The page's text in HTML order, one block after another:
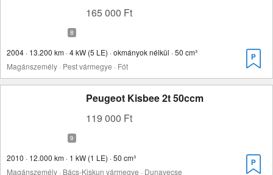
165 000 Ft
2004 · 13.200 km · 4 kW (5 LE) · okmányok nélkül · 50 cm³
Magánszemély · Pest vármegye · Fót
Peugeot Kisbee 2t 50ccm
119 000 Ft
2010 · 12.000 km · 1 kW (1 LE) · 50 cm³
Magánszemély · Bács-Kiskun vármegye · Dunavecse